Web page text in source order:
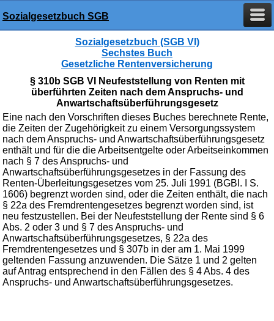
Sozialgesetzbuch SGB
Sozialgesetzbuch (SGB VI)
Sechstes Buch
Gesetzliche Rentenversicherung
§ 310b SGB VI Neufeststellung von Renten mit
überführten Zeiten nach dem Anspruchs- und
Anwartschaftsüberführungsgesetz
Eine nach den Vorschriften dieses Buches berechnete Rente,
die Zeiten der Zugehörigkeit zu einem Versorgungssystem
nach dem Anspruchs- und Anwartschaftsüberführungsgesetz
enthält und für die die Arbeitsentgelte oder Arbeitseinkommen
nach § 7 des Anspruchs- und
Anwartschaftsüberführungsgesetzes in der Fassung des
Renten-Überleitungsgesetzes vom 25. Juli 1991 (BGBl. I S.
1606) begrenzt worden sind, oder die Zeiten enthält, die nach
§ 22a des Fremdrentengesetzes begrenzt worden sind, ist
neu festzustellen. Bei der Neufeststellung der Rente sind § 6
Abs. 2 oder 3 und § 7 des Anspruchs- und
Anwartschaftsüberführungsgesetzes, § 22a des
Fremdrentengesetzes und § 307b in der am 1. Mai 1999
geltenden Fassung anzuwenden. Die Sätze 1 und 2 gelten
auf Antrag entsprechend in den Fällen des § 4 Abs. 4 des
Anspruchs- und Anwartschaftsüberführungsgesetzes.